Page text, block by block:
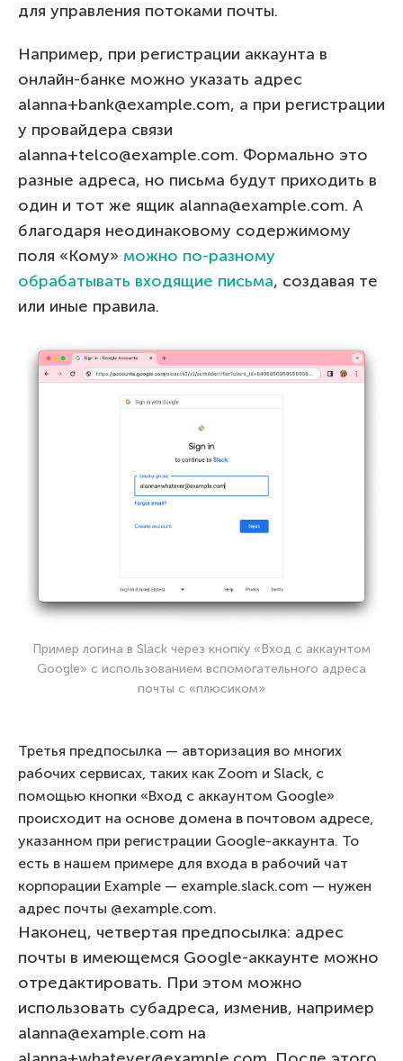
для управления потоками почты.
Например, при регистрации аккаунта в
онлайн-банке можно указать адрес
alanna+bank@example.com, а при регистрации
у провайдера связи
alanna+telco@example.com. Формально это
разные адреса, но письма будут приходить в
один и тот же ящик alanna@example.com. А
благодаря неодинаковому содержимому
поля «Кому» можно по-разному
обрабатывать входящие письма, создавая те
или иные правила.
Пример логина в Slack через кнопку «Вход с аккаунтом
Google» с использованием вспомогательного адреса
почты с «плюсиком»
Третья предпосылка — авторизация во многих
рабочих сервисах, таких как Zoom и Slack, с
помощью кнопки «Вход с аккаунтом Google»
происходит на основе домена в почтовом адресе,
указанном при регистрации Google-аккаунта. То
есть в нашем примере для входа в рабочий чат
корпорации Example — example.slack.com — нужен
адрес почты @example.com.
Наконец, четвертая предпосылка: адрес
почты в имеющемся Google-аккаунте можно
отредактировать. При этом можно
использовать субадреса, изменив, например
alanna@example.com на